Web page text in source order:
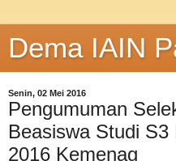
Dema IAIN
Senin, 02 Mei 2016
Pengumuman
Beasiswa Studi S3
2016 Kemenag